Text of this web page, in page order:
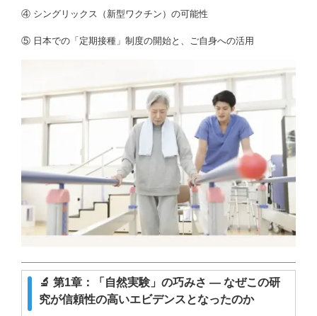
④ シングリックス（新型ワクチン）の可能性
⑤ 日本での「定期接種」制度の開始と、ご自身への活用
🔬 第1章：「自然実験」の巧みさ ― なぜこの研
究が信頼性の高いエビデンスとなったのか